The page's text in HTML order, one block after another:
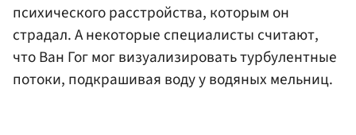
психического расстройства, которым он
страдал. А некоторые специалисты считают,
что Ван Гог мог визуализировать турбулентные
потоки, подкрашивая воду у водяных мельниц.